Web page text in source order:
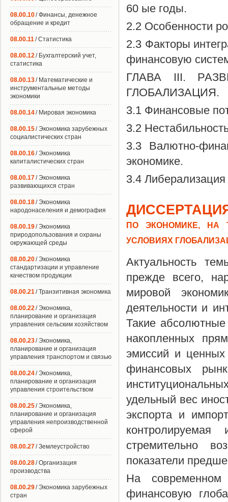
60 ые годы.
2.2 Особенности
2.3 Факторы
финансовую
ГЛАВА III.
ГЛОБАЛИЗАЦИЯ.
3.1 Финансовые
3.2
3.3 Валютно-
экономике.
3.4
ПО ЭКОНОМИКЕ, НА
УСЛОВИЯХ
Актуальность
прежде всего,
мировой
деятельности и
Такие
накопленных
эмиссий и ценных
финансовых
удельный вес
экспорта и
стремительно
показатели
На современном
финансовую
08.00.10/ Финансы, денежное
обращение и кредит
08.00.11/ Статистика
08.00.12/ Бухгалтерский учет,
статистика
08.00.13/ Математические и
инструментальные методы
экономики
08.00.14/ Мировая экономика
08.00.15/ Экономика зарубежных
социалистических стран
08.00.16/ Экономика
капиталистических стран
08.00.17/ Экономика
развивающихся стран
08.00.18/ Экономика
народонаселения и демография
08.00.19/ Экономика
природопользования и охраны
окружающей среды
08.00.20/ Экономика
стандартизации и управление
качеством продукции
08.00.21/ Транзитивная экономика
08.00.22/ Экономика,
планирование и организация
управления сельским хозяйством
08.00.23/ Экономика,
планирование и организация
управления транспортом и связью
08.00.24/ Экономика,
планирование и организация
управления строительством
08.00.25/ Экономика,
планирование и организация
управления непроизводственной
сферой
08.00.27/ Землеустройство
08.00.28/ Организация
производства
08.00.29/ Экономика зарубежных
стран